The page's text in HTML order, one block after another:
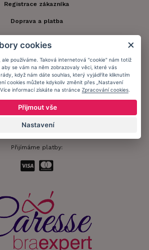
Registrace zákazníka
Doprava a platba
memorandum
s námi v kontaktu.
Přijímáme platby:
cookies
ale používáme. Taková internetová "cookie" nám totiž
se vám na něm zobrazovaly věci, které vás
když nám dáte souhlas, který vyjádříte kliknutím
cookies můžete kdykoliv změnit přes „Nastavení
informací získáte na stránce Zpracování cookies
Přijmout vše
Nastavení